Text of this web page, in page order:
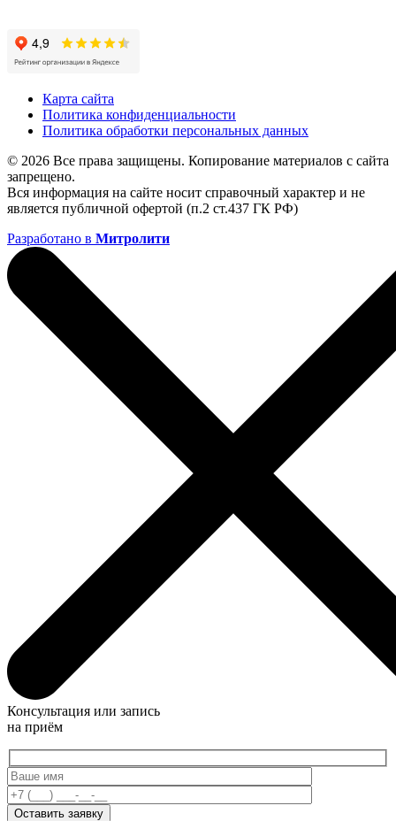
Карта сайта
Политика конфиденциальности
Политика обработки персональных данных
© 2026 Все права защищены. Копирование материалов с сайта
запрещено.
Вся информация на сайте носит справочный характер и не
является публичной офертой (п.2 ст.437 ГК РФ)
Разработано в Митролити
Консультация или запись
на приём